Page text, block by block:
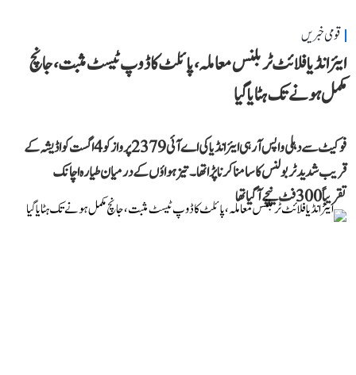
قومی خبریں
ایئر انڈیا فلائٹ ٹربلنس معاملہ، پائلٹ کا ڈوپ ٹیسٹ مثبت، جانچ
مکمل ہونے تک ہٹایا گیا
فوکیٹ سے دہلی واپس آ رہی ایئر انڈیا کی اے آئی 2379 پرواز کو 4 اگست کو اڈیشہ کے
قریب شدید ٹربولنس کا سامنا کرنا پڑا تھا۔ تیز ہواؤں کے درمیان طیارہ اچانک
تقریباً 300 فٹ نیچے آ گیا تھا